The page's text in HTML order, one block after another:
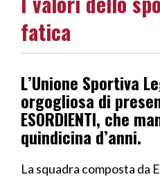
l
v
g
a
t
i
o
fatica
L’Unione Sportiva
orgogliosa di
ESORDIENTI, che
quindicina d’anni.
La squadra composta da